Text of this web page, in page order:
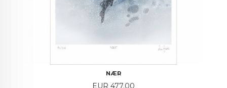
NÆR
Price
EUR 477.00